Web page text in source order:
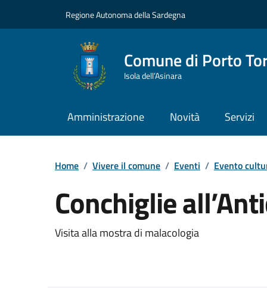
Regione Autonoma della Sardegna
Comune di Porto
Isola dell’Asinara
Amministrazione Novità Servizi
Home / Vivere il comune / Eventi / Evento
Conchiglie
Dettaglio
Visita alla mostra di malacologia